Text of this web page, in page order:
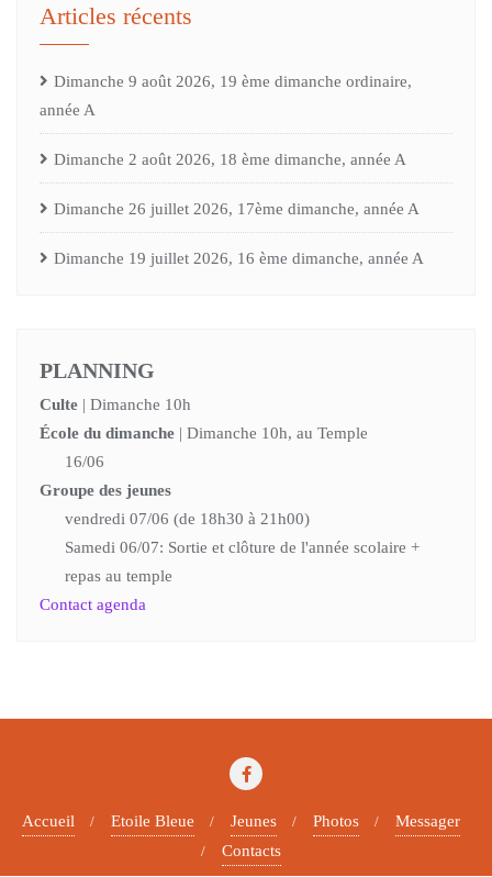
Articles récents
Dimanche 9 août 2026, 19 ème dimanche ordinaire,
année A
Dimanche 2 août 2026, 18 ème dimanche, année A
Dimanche 26 juillet 2026, 17ème dimanche, année A
Dimanche 19 juillet 2026, 16 ème dimanche, année A
PLANNING
Culte | Dimanche 10h
École du dimanche | Dimanche 10h, au Temple
16/06
Groupe des jeunes
vendredi 07/06 (de 18h30 à 21h00)
Samedi 06/07: Sortie et clôture de l'année scolaire +
repas au temple
Contact agenda
Accueil Etoile Bleue Jeunes Photos
Messager
Contacts